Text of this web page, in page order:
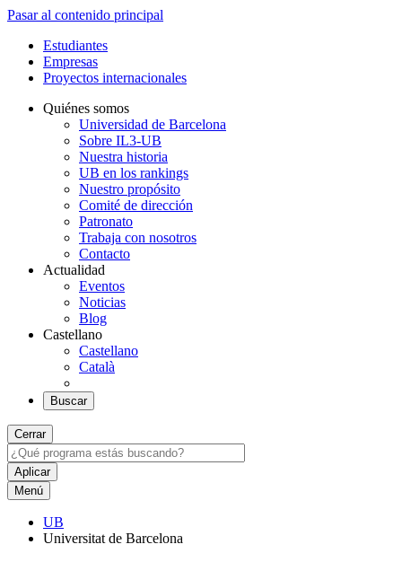
Pasar al contenido principal
Estudiantes
Empresas
Proyectos internacionales
Quiénes somos
Universidad de Barcelona
Sobre IL3-UB
Nuestra historia
UB en los rankings
Nuestro propósito
Comité de dirección
Patronato
Trabaja con nosotros
Contacto
Actualidad
Eventos
Noticias
Blog
Castellano
Castellano
Català
Buscar
Cerrar
Menú
UB
Universitat de Barcelona